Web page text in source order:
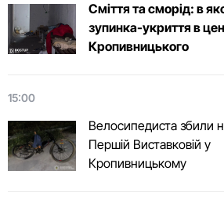
Сміття та сморід: в
зупинка-укриття в
Кропивницького
15:00
Велосипедиста збили
Першій Виставковій у
Кропивницькому